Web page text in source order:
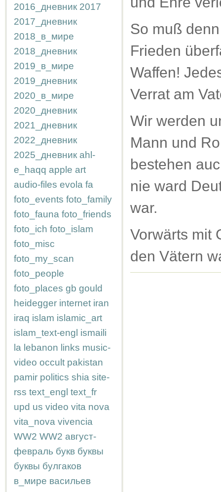
2016_дневник 2017
2017_дневник
2018_в_мире
2018_дневник
2019_в_мире
2019_дневник
2020_в_мире
2020_дневник
2021_дневник
2022_дневник
2025_дневник ahl-
e_haqq apple art
audio-files evola fa
foto_events foto_family
foto_fauna foto_friends
foto_ich foto_islam
foto_misc
foto_my_scan
foto_people
foto_places gb gould
heidegger internet iran
iraq islam islamic_art
islam_text-engl ismaili
la lebanon links music-
video occult pakistan
pamir politics shia site-
rss text_engl text_fr
upd us video vita nova
vita_nova vivencia
WW2 WW2 август-
февраль букв буквы
буквы булгаков
в_мире васильев
So muß
Frieden
Waffen!
Verrat am
Wir werden
Mann und
bestehen
nie ward
war.
Vorwärts mit
den Vätern